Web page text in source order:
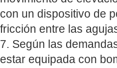
con un dispositivo de
fricción entre las
7. Según las
estar equipada con